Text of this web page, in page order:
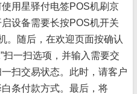
用星驿付电签POS机刷京
设备需要长按POS机开关
。随后，在欢迎页面按确认
扫一扫选项，并输入需要交
扫交易状态。此时，请客户
条付款方式。最后，将